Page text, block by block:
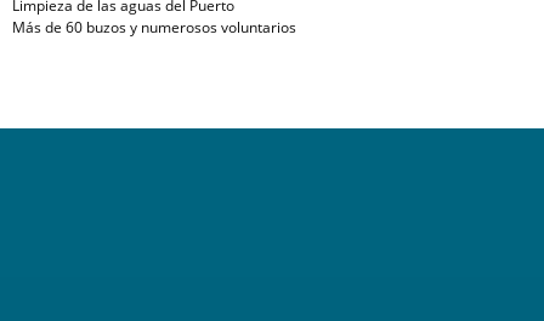
Limpieza de las aguas del Puerto
Más de 60 buzos y numerosos voluntarios